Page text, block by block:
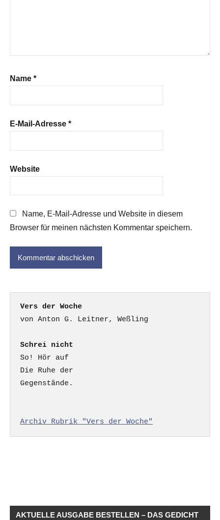
Name *
E-Mail-Adresse *
Website
Name, E-Mail-Adresse und Website in diesem
Browser für meinen nächsten Kommentar speichern.
Vers der Woche
Schrei nicht
So! Hör auf
Die Ruhe der
Gegenstände.
Archiv Rubrik "Vers der Woche"
AKTUELLE AUSGABE BESTELLEN – DAS GEDICHT